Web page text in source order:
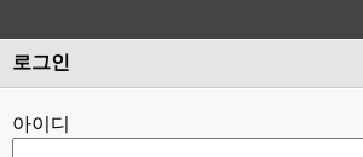
로그인
아이디